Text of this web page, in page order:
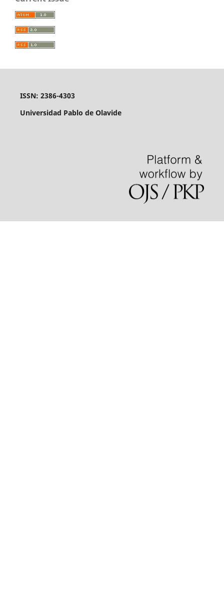
ISSN: 2386-4303
Universidad Pablo de Olavide